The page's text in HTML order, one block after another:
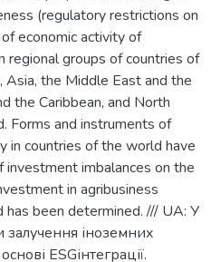
(regulatory restrictions on
economic activity of
groups of countries of
the Middle East and the
the Caribbean, and North
Forms and instruments of
in countries of the world have
imbalances on the
in agribusiness
been determined. /// UA: У
залучення іноземних
ESGінтеграції.